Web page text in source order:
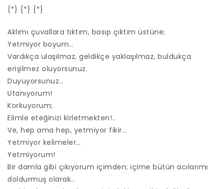
{*} {*} {*}
Aklımı çuvallara tıktım, basıp çıktım üstüne;
Yetmiyor boyum…
Vardıkça ulaşılmaz, geldikçe yaklaşılmaz, buldukça
erişilmez oluyorsunuz.
Duyuyorsunuz…
Utanıyorum!
Korkuyorum;
Elimle eteğinizi kirletmekten!..
Ve, hep ama hep, yetmiyor fikir…
Yetmiyor kelimeler…
Yetmiyorum!
Bir damla gibi çıkıyorum içimden; içime bütün acılarımı
doldurmuş olarak…